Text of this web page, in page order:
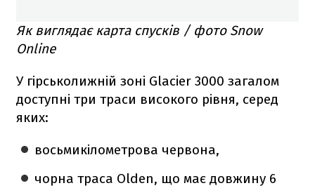
Як виглядає карта спусків / фото Snow
Online
У гірськолижній зоні Glacier 3000 загалом
доступні три траси високого рівня, серед
яких:
восьмикілометрова червона,
чорна траса Olden, що має довжину 6